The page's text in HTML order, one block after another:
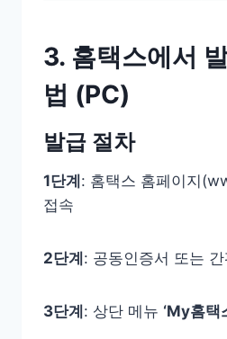
3. 홈택스에서
법 (PC)
발급 절차
1단계 : 홈택스 홈페이지
접속
2단계 : 공동인증서 또는
3단계 : 상단 메뉴 ‘My홈택